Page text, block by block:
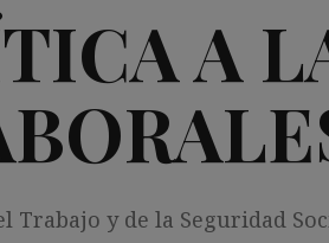
A
Trabajo y de la Seguridad